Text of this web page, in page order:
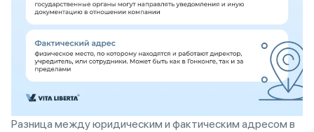
Разница между юридическим и фактическим адресом в